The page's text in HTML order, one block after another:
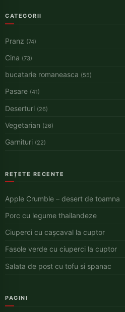
CATEGORII
Pranz (74)
Cina (73)
bucatarie romaneasca (55)
Pasare (41)
Deserturi (26)
Vegetarian (26)
Garnituri (22)
REȚETE RECENTE
Apple Crumble – desert de toamna
Porc cu legume thailandeze
Ciuperci cu cașcaval la cuptor
Fasole verde cu ciuperci la cuptor
Salata de post cu tofu si spanac
PAGINI